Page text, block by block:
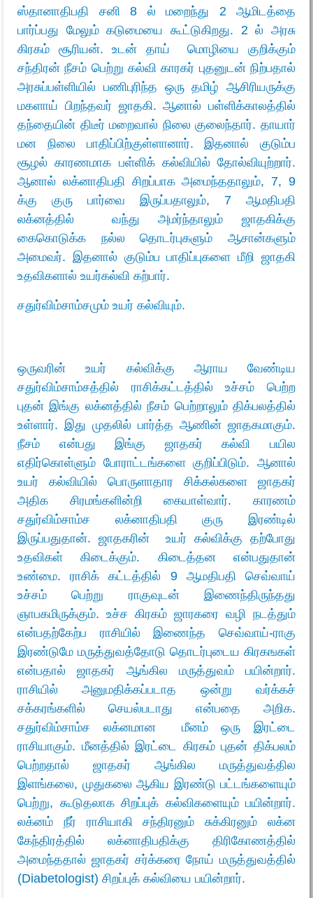
ஸ்தானாதிபதி சனி 8 ல் மறைந்து 2 ஆமிடத்தை
பார்ப்பது மேலும் கடுமையை கூட்டுகிறது. 2 ல் அரசு
கிரகம் சூரியன். உடன் தாய் மொழியை குறிக்கும்
சந்திரன் நீசம் பெற்று கல்வி காரகர் புதனுடன் நிற்பதால்
அரசுப்பள்ளியில் பணிபுரிந்த ஒரு தமிழ் ஆசிரியருக்கு
மகளாய் பிறந்தவர் ஜாதகி. ஆனால் பள்ளிக்காலத்தில்
தந்தையின் திடீர் மறைவால் நிலை குலைந்தார். தாயார்
மன நிலை பாதிப்பிற்குள்ளானார். இதனால் குடும்ப
சூழல் காரணமாக பள்ளிக் கல்வியில் தோல்வியுற்றார்.
ஆனால் லக்னாதிபதி சிறப்பாக அமைந்ததாலும், 7, 9
க்கு குரு பார்வை இருப்பதாலும், 7 ஆமதிபதி
லக்னத்தில் வந்து அமர்ந்தாலும் ஜாதகிக்கு
கைகொடுக்க நல்ல தொடர்புகளும் ஆசான்களும்
அமைவர். இதனால் குடும்ப பாதிப்புகளை மீறி ஜாதகி
உதவிகளால் உயர்கல்வி கற்பார்.
சதுர்விம்சாம்சமும் உயர் கல்வியும்.
ஒருவரின் உயர் கல்விக்கு ஆராய வேண்டிய
சதுர்விம்சாம்சத்தில் ராசிக்கட்டத்தில் உச்சம் பெற்ற
புதன் இங்கு லக்னத்தில் நீசம் பெற்றாலும் திக்பலத்தில்
உள்ளார். இது முதலில் பார்த்த ஆணின் ஜாதகமாகும்.
நீசம் என்பது இங்கு ஜாதகர் கல்வி பயில
எதிர்கொள்ளும் போராட்டங்களை குறிப்பிடும். ஆனால்
உயர் கல்வியில் பொருளாதார சிக்கல்களை ஜாதகர்
அதிக சிரமங்களின்றி கையாள்வார். காரணம்
சதுர்விம்சாம்ச லக்னாதிபதி குரு இரண்டில்
இருப்பதுதான். ஜாதகரின் உயர் கல்விக்கு தற்போது
உதவிகள் கிடைக்கும். கிடைத்தன என்பதுதான்
உண்மை. ராசிக் கட்டத்தில் 9 ஆமதிபதி செவ்வாய்
உச்சம் பெற்று ராகுவுடன் இணைந்திருந்தது
ஞாபகமிருக்கும். உச்ச கிரகம் ஜாரகரை வழி நடத்தும்
என்பதற்கேற்ப ராசியில் இணைந்த செவ்வாய்-ராகு
இரண்டுமே மருத்துவத்தோடு தொடர்புடைய கிரகஙகள்
என்பதால் ஜாதகர் ஆங்கில மருத்துவம் பயின்றார்.
ராசியில் அனுமதிக்கப்படாத ஒன்று வர்க்கச்
சக்கரங்களில் செயல்படாது என்பதை அறிக.
சதுர்விம்சாம்ச லக்னமான மீனம் ஒரு இரட்டை
ராசியாகும். மீனத்தில் இரட்டை கிரகம் புதன் திக்பலம்
பெற்றதால் ஜாதகர் ஆங்கில மருத்துவத்தில
இளங்கலை, முதுகலை ஆகிய இரண்டு பட்டங்களையும்
பெற்று, கூடுதலாக சிறப்புக் கல்விகளையும் பயின்றார்.
லக்னம் நீர் ராசியாகி சந்திரனும் சுக்கிரனும் லக்ன
கேந்திரத்தில் லக்னாதிபதிக்கு திரிகோணத்தில்
அமைந்ததால் ஜாதகர் சர்க்கரை நோய் மருத்துவத்தில்
(Diabetologist) சிறப்புக் கல்வியை பயின்றார்.